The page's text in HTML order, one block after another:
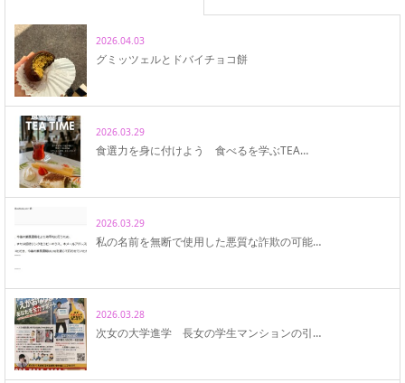
2026.04.03
グミッツェルとドバイチョコ餅
2026.03.29
食選力を身に付けよう 食べるを学ぶTEA…
2026.03.29
私の名前を無断で使用した悪質な詐欺の可能…
2026.03.28
次女の大学進学 長女の学生マンションの引…